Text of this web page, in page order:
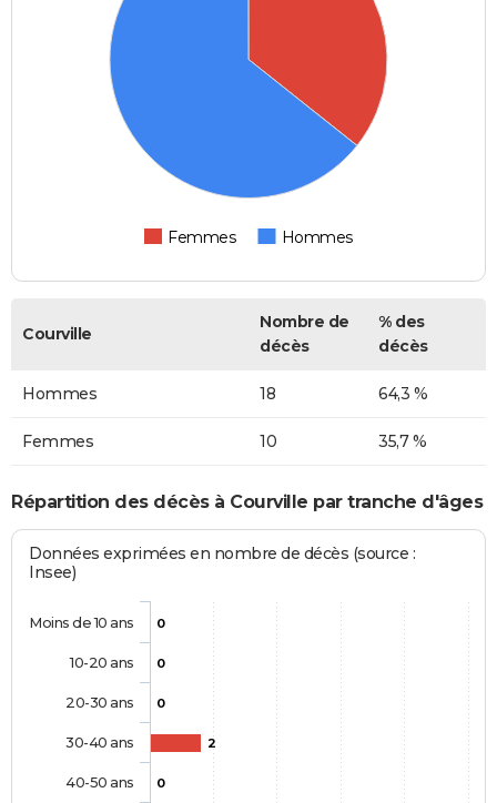
Femmes Hommes
Courville
Nombre de
décès
% des
décès
Hommes 18 64,3 %
Femmes 10 35,7 %
Répartition des décès à Courville par tranche d'âges
Données exprimées en nombre de décès (source :
Insee)
0
0
0
2
0
Moins de 10 ans
10-20 ans
20-30 ans
30-40 ans
40-50 ans